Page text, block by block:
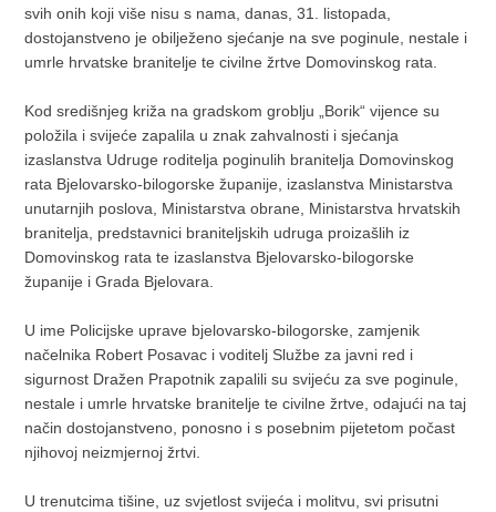
svih onih koji više nisu s nama, danas, 31. listopada,
dostojanstveno je obilježeno sjećanje na sve poginule, nestale i
umrle hrvatske branitelje te civilne žrtve Domovinskog rata.
Kod središnjeg križa na gradskom groblju „Borik“ vijence su
položila i svijeće zapalila u znak zahvalnosti i sjećanja
izaslanstva Udruge roditelja poginulih branitelja Domovinskog
rata Bjelovarsko-bilogorske županije, ​izaslanstva Ministarstva
unutarnjih poslova, Ministarstva obrane, Ministarstva hrvatskih
branitelja, predstavnici braniteljskih udruga proizašlih iz
Domovinskog rata te izaslanstva Bjelovarsko-bilogorske
županije i Grada Bjelovara.
U ime Policijske uprave bjelovarsko-bilogorske, zamjenik
načelnika Robert Posavac i voditelj Službe za javni red i
sigurnost Dražen Prapotnik zapalili su svijeću za sve poginule,
nestale i umrle hrvatske branitelje te civilne žrtve, odajući na taj
način dostojanstveno, ponosno i s posebnim pijetetom počast
njihovoj neizmjernoj žrtvi.
U trenutcima tišine, uz svjetlost svijeća i molitvu, svi prisutni